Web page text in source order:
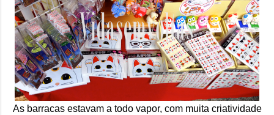
As barracas estavam a todo vapor, com muita criatividade